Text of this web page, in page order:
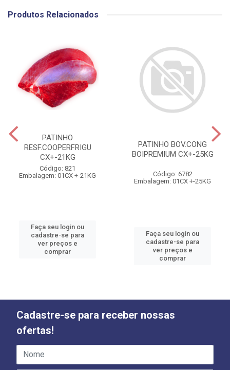
Produtos Relacionados
PATINHO
RESF.COOPERFRIGU
CX+-21KG
Código: 821
Embalagem: 01CX +-21KG
Faça seu login ou
cadastre-se para
ver preços e
comprar
PATINHO BOV.CONG
BOIPREMIUM CX+-25KG
Código: 6782
Embalagem: 01CX +-25KG
Faça seu login ou
cadastre-se para
ver preços e
comprar
Cadastre-se para receber nossas
ofertas!